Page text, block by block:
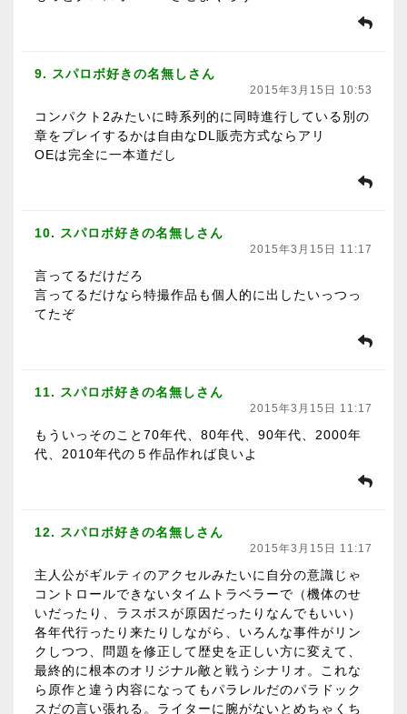
9. スパロボ好きの名無しさん
2015年3月15日 10:53
コンパクト2みたいに時系列的に同時進行している別の
章をプレイするかは自由なDL販売方式ならアリ
OEは完全に一本道だし
10. スパロボ好きの名無しさん
2015年3月15日 11:17
言ってるだけだろ
言ってるだけなら特撮作品も個人的に出したいっつっ
てたぞ
11. スパロボ好きの名無しさん
2015年3月15日 11:17
もういっそのこと70年代、80年代、90年代、2000年
代、2010年代の５作品作れば良いよ
12. スパロボ好きの名無しさん
2015年3月15日 11:17
主人公がギルティのアクセルみたいに自分の意識じゃ
コントロールできないタイムトラベラーで（機体のせ
いだったり、ラスボスが原因だったりなんでもいい）
各年代行ったり来たりしながら、いろんな事件がリン
クしつつ、問題を修正して歴史を正しい方に変えて、
最終的に根本のオリジナル敵と戦うシナリオ。これな
ら原作と違う内容になってもパラレルだのパラドック
スだの言い張れる。ライターに腕がないとめちゃくち